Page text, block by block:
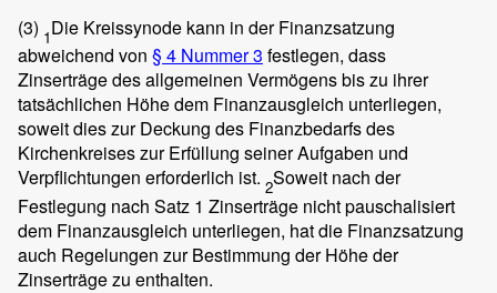
(3) 1Die Kreissynode kann in der Finanzsatzung
abweichend von § 4 Nummer 3 festlegen, dass
Zinserträge des allgemeinen Vermögens bis zu ihrer
tatsächlichen Höhe dem Finanzausgleich unterliegen,
soweit dies zur Deckung des Finanzbedarfs des
Kirchenkreises zur Erfüllung seiner Aufgaben und
Verpflichtungen erforderlich ist. 2Soweit nach der
Festlegung nach Satz 1 Zinserträge nicht pauschalisiert
dem Finanzausgleich unterliegen, hat die Finanzsatzung
auch Regelungen zur Bestimmung der Höhe der
Zinserträge zu enthalten.